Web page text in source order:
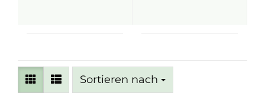
Sortieren nach
Sortieren nach